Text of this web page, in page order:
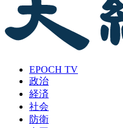
EPOCH TV
政治
経済
社会
防衛